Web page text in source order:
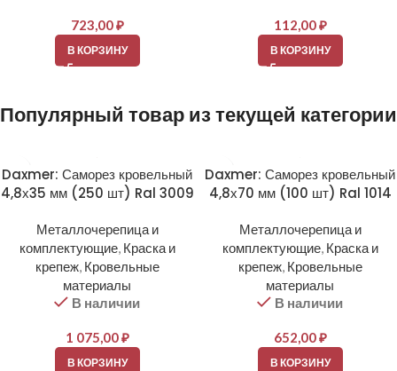
723,00₽
В КОРЗИНУ
112,00₽
В КОРЗИНУ
Популярный товар из текущей категории
Daxmer: Саморез кровельный
4,8х35 мм (250 шт) Ral 3009
Металлочерепица и
комплектующие, Краска и
крепеж, Кровельные
материалы
В наличии
1 075,00₽
В КОРЗИНУ
Daxmer: Саморез кровельный
4,8х70 мм (100 шт) Ral 1014
Металлочерепица и
комплектующие, Краска и
крепеж, Кровельные
материалы
В наличии
652,00₽
В КОРЗИНУ